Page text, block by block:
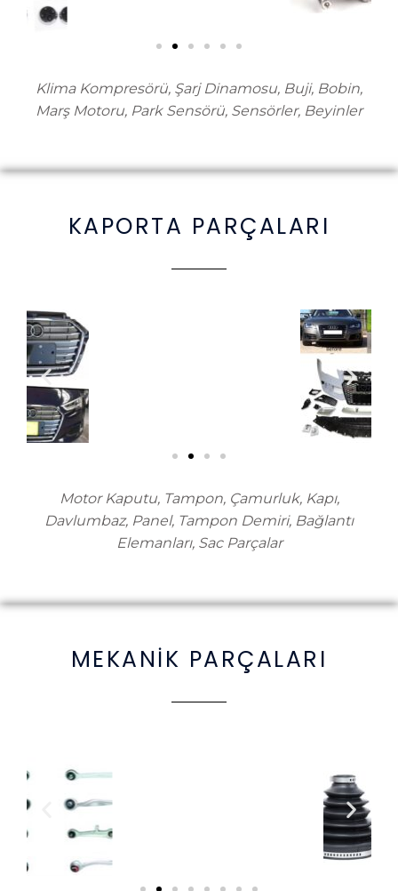
Klima Kompresörü, Şarj Dinamosu, Buji, Bobin,
Marş Motoru, Park Sensörü, Sensörler, Beyinler
KAPORTA PARÇALARI
Motor Kaputu, Tampon, Çamurluk, Kapı,
Davlumbaz, Panel, Tampon Demiri, Bağlantı
Elemanları, Sac Parçalar
MEKANİK PARÇALARI